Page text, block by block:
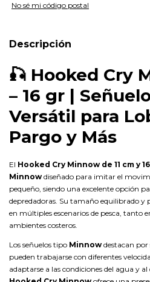
No sé mi código postal
Descripción
🎣 Hooked Cry
– 16 gr |
Versátil para
Pargo y Más
El Hooked Cry Minnow de 11 cm y
Minnow diseñado para imitar el
pequeño, siendo una excelente opción
depredadoras. Su tamaño equilibrado
en múltiples escenarios de pesca, tanto
ambientes costeros.
Los señuelos tipo Minnow destacan
pueden trabajarse con diferentes
adaptarse a las condiciones del agua y